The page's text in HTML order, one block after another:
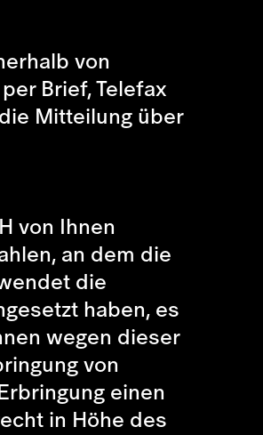
von
Brief, Telefax
Mitteilung über
von Ihnen
an dem die
die
haben, es
wegen dieser
von
einen
in Höhe des